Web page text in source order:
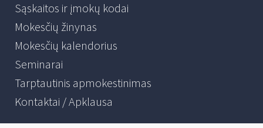
Sąskaitos ir įmokų kodai
Mokesčių žinynas
Mokesčių kalendorius
Seminarai
Tarptautinis apmokestinimas
Kontaktai / Apklausa